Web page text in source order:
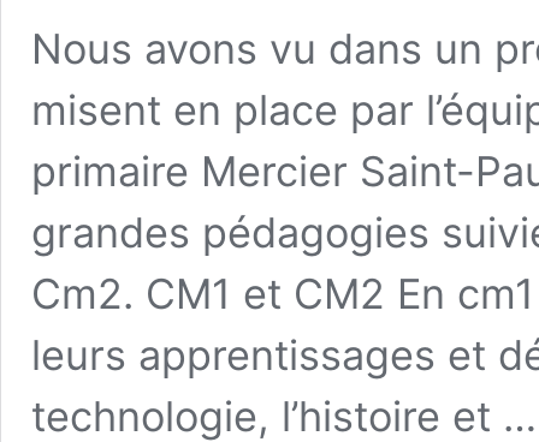
Nous avons vu dans un
misent en place par
primaire Mercier Saint-
grandes pédagogies
Cm2. CM1 et CM2 En
leurs apprentissages et
technologie, l’histoire et